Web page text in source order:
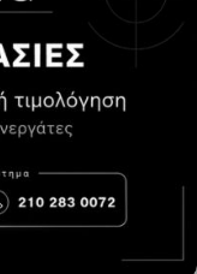
Χαλάνδρι